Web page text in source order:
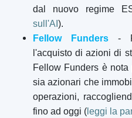
dal nuovo regime
sull'AI ).
Fellow Funders -
l'acquisto di azioni di
Fellow Funders è
sia azionari che
operazioni,
fino ad oggi ( leggi la